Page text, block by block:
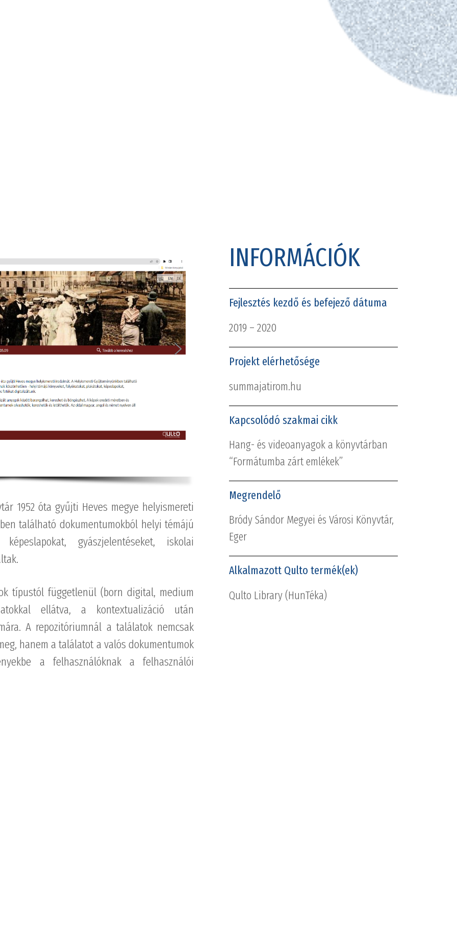
1952 óta gyűjti Heves megye helyismereti
található dokumentumokból helyi témájú
gyászjelentéseket, iskolai
típustól függetlenül (born digital, medium
ellátva, a kontextualizáció után
A repozitóriumnál a találatok nemcsak
hanem a találatot a valós dokumentumok
a felhasználóknak a felhasználói
INFORMÁCIÓK
Fejlesztés kezdő és befejező dátuma
2019 – 2020
Projekt elérhetősége
summajatirom.hu
Kapcsolódó szakmai cikk
Hang- és videoanyagok a könyvtárban
“Formátumba zárt emlékek”
Megrendelő
Bródy Sándor Megyei és Városi Könyvtár,
Eger
Alkalmazott Qulto termék(ek)
Qulto Library (HunTéka)